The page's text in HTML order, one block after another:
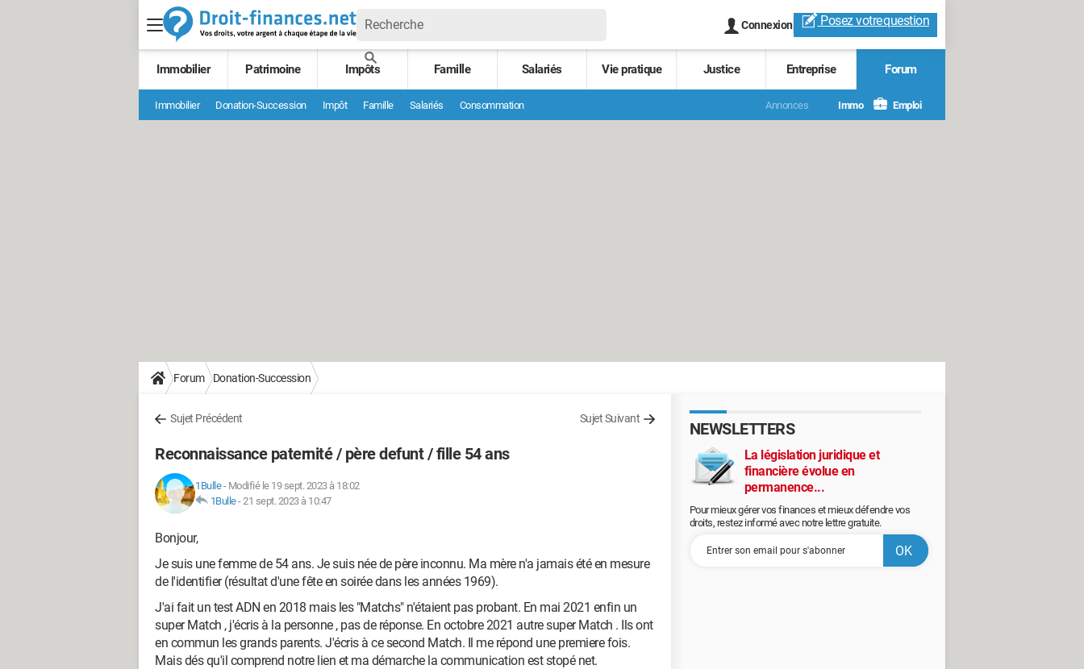
Connexion Posez votrequestion
Immobilier Patrimoine Impôts Famille Salariés Vie pratique Justice Entreprise Forum
Immobilier Donation-Succession Impôt Famille Salariés Consommation Annonces Immo Emploi
Forum Donation-Succession
Sujet Précédent Sujet Suivant
Reconnaissance paternité / père defunt / fille 54 ans
1Bulle- Modifié le 19 sept. 2023 à 18:02
1Bulle-21 sept. 2023 à 10:47
Bonjour,
Je suis une femme de 54 ans. Je suis née de père inconnu. Ma mère n'a jamais été en mesure
de l'identifier (résultat d'une fête en soirée dans les années 1969).
J'ai fait un test ADN en 2018 mais les "Matchs" n'étaient pas probant. En mai 2021 enfin un
super Match , j'écris à la personne , pas de réponse. En octobre 2021 autre super Match . Ils ont
en commun les grands parents. J'écris à ce second Match. Il me répond une premiere fois.
Mais dés qu'il comprend notre lien et ma démarche la communication est stopé net.
NEWSLETTERS
La législation juridique et
financière évolue en
permanence...
Pour mieux gérer vos finances et mieux défendre vos
droits, restez informé avec notre lettre gratuite.